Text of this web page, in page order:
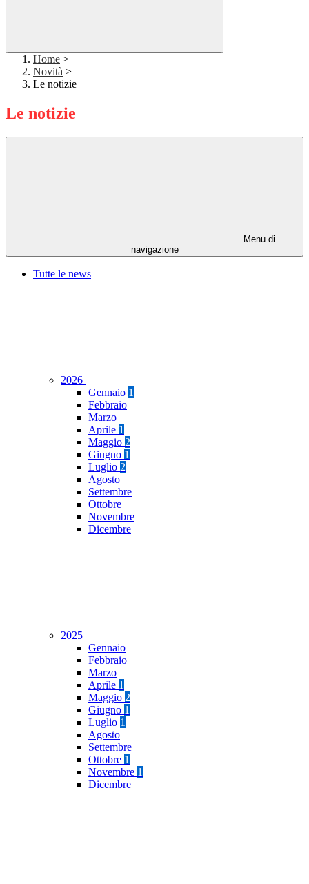
Home >
Novità >
Le notizie
Le notizie
Menu di
navigazione
Tutte le news
2026
Gennaio 1
Febbraio
Marzo
Aprile 1
Maggio 2
Giugno 1
Luglio 2
Agosto
Settembre
Ottobre
Novembre
Dicembre
2025
Gennaio
Febbraio
Marzo
Aprile 1
Maggio 2
Giugno 1
Luglio 1
Agosto
Settembre
Ottobre 1
Novembre 1
Dicembre